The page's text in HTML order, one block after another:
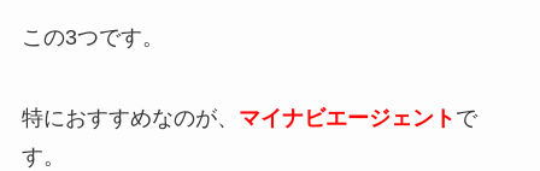
この3つです。
特におすすめなのが、 マイナビエージェント で
す。